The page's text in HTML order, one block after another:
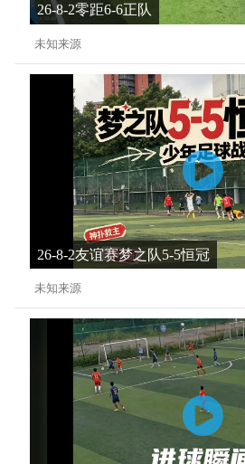
26-8-2零距6-6正队
未知来源
26-8-2友谊赛梦之队5-5恒冠
未知来源